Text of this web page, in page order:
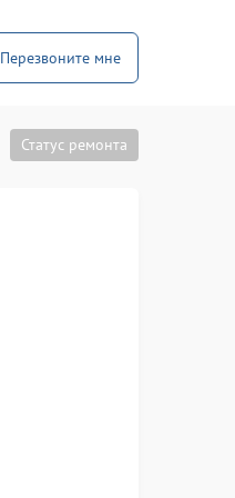
Перезвоните мне
Статус ремонта